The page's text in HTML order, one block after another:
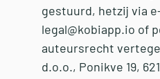
gestuurd, hetzij via
legal@kobiapp.io of
auteursrecht
d.o.o., Ponikve 19,